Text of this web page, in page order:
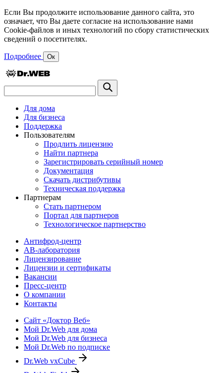
Если Вы продолжите использование данного сайта, это
означает, что Вы даете согласие на использование нами
Cookie-файлов и иных технологий по сбору статистических
сведений о посетителях.
Подробнее Ок
Для дома
Для бизнеса
Поддержка
Пользователям
Продлить лицензию
Найти партнера
Зарегистрировать серийный номер
Документация
Скачать дистрибутивы
Техническая поддержка
Партнерам
Стать партнером
Портал для партнеров
Технологическое партнерство
Антифрод-центр
АВ-лаборатория
Лицензирование
Лицензии и сертификаты
Вакансии
Пресс-центр
О компании
Контакты
Сайт «Доктор Веб»
Мой Dr.Web для дома
Мой Dr.Web для бизнеса
Мой Dr.Web по подписке
Dr.Web vxCube